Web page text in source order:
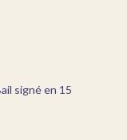
signé en 15